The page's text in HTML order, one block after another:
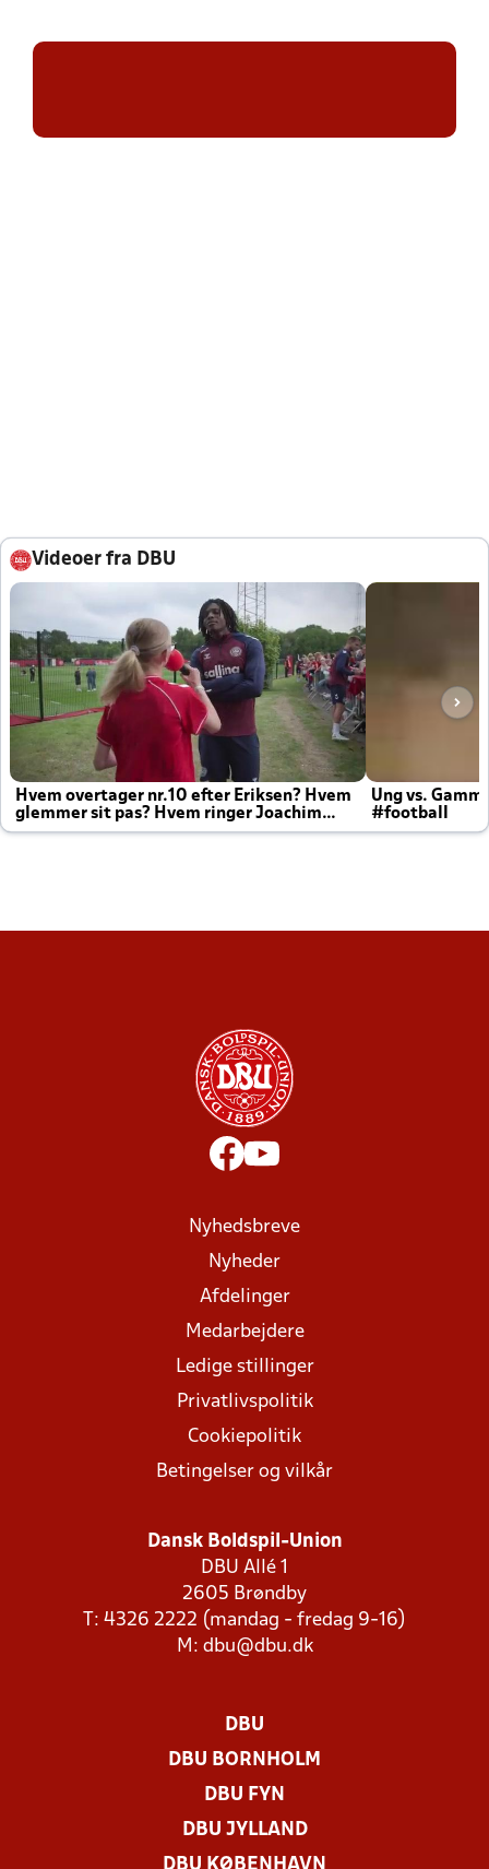
Videoer fra DBU
Hvem overtager nr.10 efter Eriksen? Hvem
glemmer sit pas? Hvem ringer Joachim
altid til efter kampe?
Ung vs.
#football
Nyhedsbreve
Nyheder
Afdelinger
Medarbejdere
Ledige stillinger
Privatlivspolitik
Cookiepolitik
Betingelser og vilkår
Dansk Boldspil-Union
DBU Allé 1
2605 Brøndby
T: 4326 2222 (mandag - fredag 9-16)
M: dbu@dbu.dk
DBU
DBU BORNHOLM
DBU FYN
DBU JYLLAND